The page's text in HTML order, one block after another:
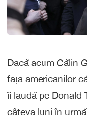
Dacă acum Călin
fața americanilor
îi laudă pe Donald
câteva luni în